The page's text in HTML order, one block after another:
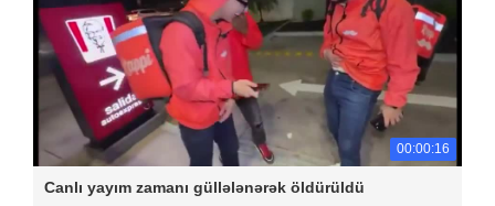
00:00:16
Canlı yayım zamanı güllələnərək öldürüldü